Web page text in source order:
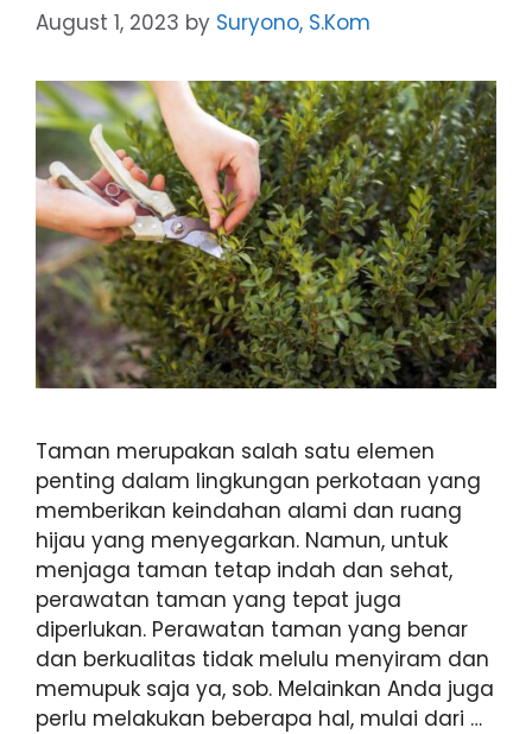
August 1, 2023 by Suryono, S.Kom
Taman merupakan salah satu elemen
penting dalam lingkungan perkotaan yang
memberikan keindahan alami dan ruang
hijau yang menyegarkan. Namun, untuk
menjaga taman tetap indah dan sehat,
perawatan taman yang tepat juga
diperlukan. Perawatan taman yang benar
dan berkualitas tidak melulu menyiram dan
memupuk saja ya, sob. Melainkan Anda juga
perlu melakukan beberapa hal, mulai dari …